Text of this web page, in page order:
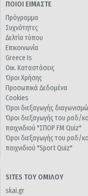
ΠΟΙΟΙ ΕΙΜΑΣΤΕ
Πρόγραμμα
Συχνότητες
Δελτία τύπου
Επικοινωνία
Greece Is
Οικ. Καταστάσεις
Όροι Χρήσης
Προσωπικά Δεδομένα
Cookies
Όροι διεξαγωγής
Όροι διεξαγωγής του ραδ/
παιχνιδιού "ΣΠΟΡ FM Quiz"
Όροι διεξαγωγής του ραδ/
παιχνιδιού "Sport Quiz"
SITES ΤΟΥ ΟΜΙΛΟΥ
skai.gr